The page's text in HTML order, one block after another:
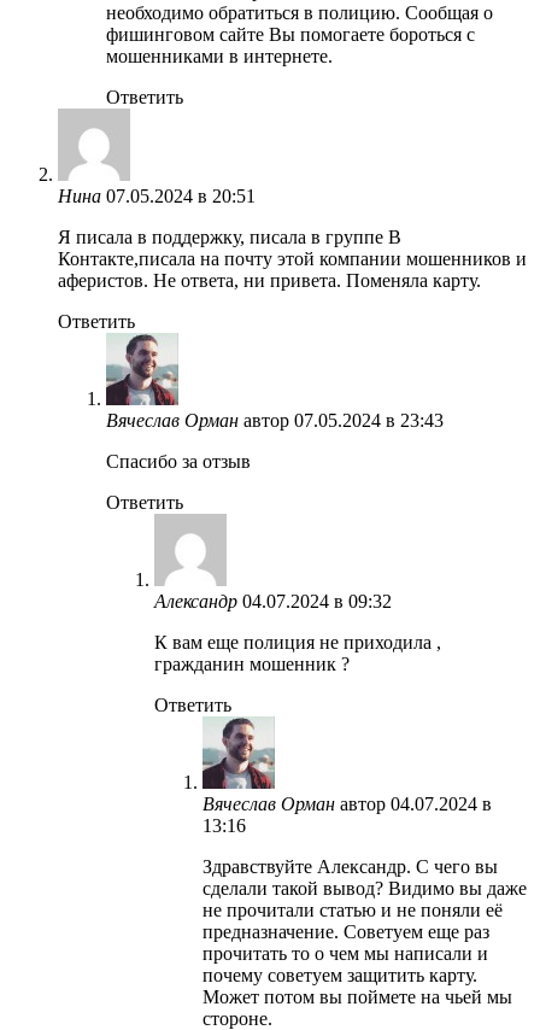
необходимо обратиться в полицию. Сообщая о
фишинговом сайте Вы помогаете бороться с
мошенниками в интернете.
Ответить
Нина 07.05.2024 в 20:51
Я писала в поддержку, писала в группе В
Контакте,писала на почту этой компании мошенников и
аферистов. Не ответа, ни привета. Поменяла карту.
Ответить
Вячеслав Орман автор 07.05.2024 в 23:43
Спасибо за отзыв
Ответить
Александр 04.07.2024 в 09:32
К вам еще полиция не приходила ,
гражданин мошенник ?
Ответить
Вячеслав Орман автор 04.07.2024 в
13:16
Здравствуйте Александр. С чего вы
сделали такой вывод? Видимо вы даже
не прочитали статью и не поняли её
предназначение. Советуем еще раз
прочитать то о чем мы написали и
почему советуем защитить карту.
Может потом вы поймете на чьей мы
стороне.